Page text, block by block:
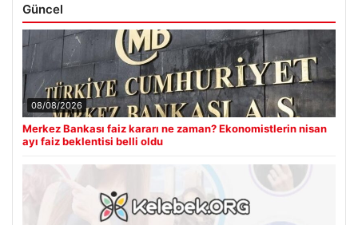
Güncel
08/08/2026
Merkez Bankası faiz kararı ne zaman? Ekonomistlerin nisan
ayı faiz beklentisi belli oldu